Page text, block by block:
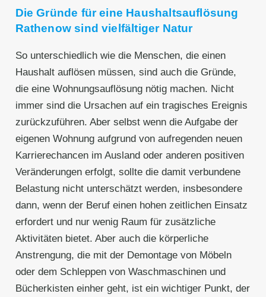
Die Gründe für eine Haushaltsauflösung
Rathenow sind vielfältiger Natur
So unterschiedlich wie die Menschen, die einen
Haushalt auflösen müssen, sind auch die Gründe,
die eine Wohnungsauflösung nötig machen. Nicht
immer sind die Ursachen auf ein tragisches Ereignis
zurückzuführen. Aber selbst wenn die Aufgabe der
eigenen Wohnung aufgrund von aufregenden neuen
Karrierechancen im Ausland oder anderen positiven
Veränderungen erfolgt, sollte die damit verbundene
Belastung nicht unterschätzt werden, insbesondere
dann, wenn der Beruf einen hohen zeitlichen Einsatz
erfordert und nur wenig Raum für zusätzliche
Aktivitäten bietet. Aber auch die körperliche
Anstrengung, die mit der Demontage von Möbeln
oder dem Schleppen von Waschmaschinen und
Bücherkisten einher geht, ist ein wichtiger Punkt, der